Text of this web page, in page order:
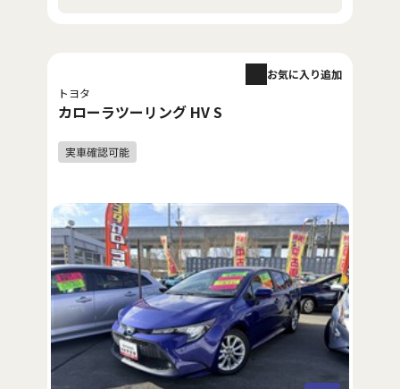
トヨタ
カローラツーリング HV S
お気に入り追加